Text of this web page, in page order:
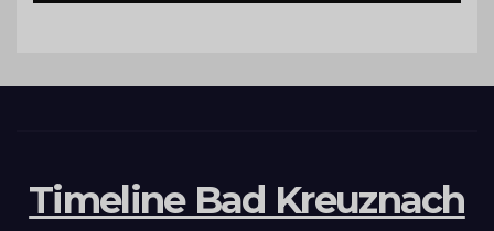
Timeline Bad Kreuznach